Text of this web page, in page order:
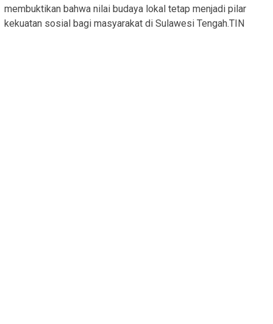
membuktikan bahwa nilai budaya lokal tetap menjadi pilar
kekuatan sosial bagi masyarakat di Sulawesi Tengah.TIN